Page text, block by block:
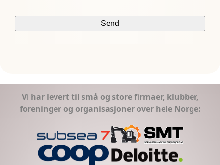
Vi har levert til små og store firmaer, klubber,
foreninger og organisasjoner over hele Norge: